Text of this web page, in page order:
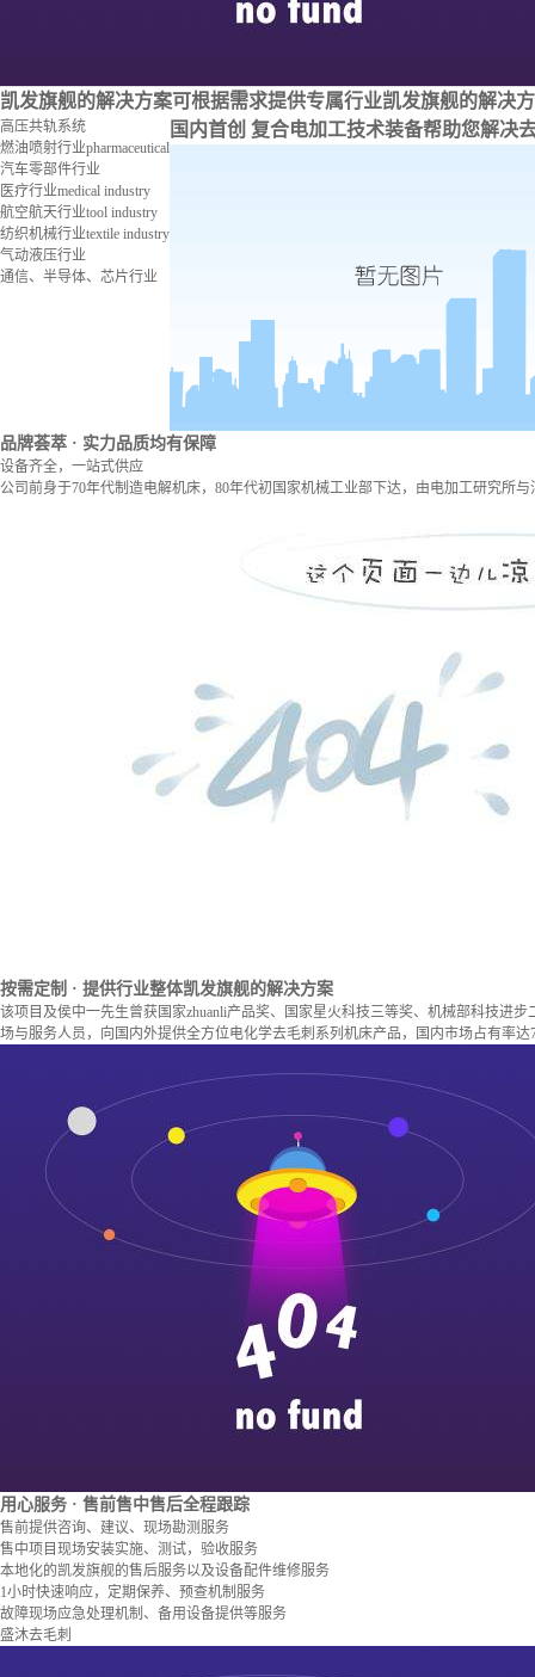
凯发旗舰的解决方案可根据需求提供专属行业凯发旗舰的解决
高压共轨系统
燃油喷射行业pharmaceutical
汽车零部件行业
医疗行业medical industry
航空航天行业tool industry
纺织机械行业textile industry
气动液压行业
通信、半导体、芯片行业
国内首创 复合电加工技术装备帮助您解决
品牌荟萃 · 实力品质均有保障
设备齐全，一站式供应
公司前身于70年代制造电解机床，80年代初国家机械工业部下达，由电加工研究所
按需定制 · 提供行业整体凯发旗舰的解决方案
该项目及侯中一先生曾获国家zhuanli产品奖、国家星火科技三等奖、机械部科技进
场与服务人员，向国内外提供全方位电化学去毛刺系列机床产品，国内市场占有率达
用心服务 · 售前售中售后全程跟踪
售前提供咨询、建议、现场勘测服务
售中项目现场安装实施、测试，验收服务
本地化的凯发旗舰的售后服务以及设备配件维修服务
1小时快速响应，定期保养、预查机制服务
故障现场应急处理机制、备用设备提供等服务
盛沐去毛刺